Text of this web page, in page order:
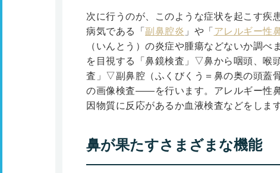
次に行うのが、このような症状を起こす疾
病気である「 副鼻腔炎 」や「 アレルギー性
（いんとう）の炎症や腫瘍などないか調
を目視する「鼻鏡検査」▽鼻から咽頭、喉
査」▽副鼻腔（ふくびくう＝鼻の奥の頭蓋
の画像検査――を行います。アレルギー性
因物質に反応があるか血液検査などをします
鼻が果たすさまざまな機能